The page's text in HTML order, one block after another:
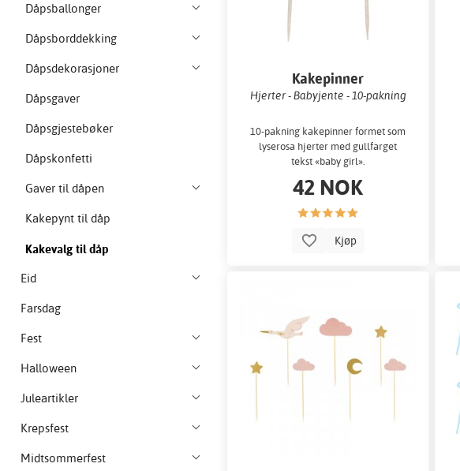
Dåpsballonger
Dåpsborddekking
Dåpsdekorasjoner
Dåpsgaver
Dåpsgjestebøker
Dåpskonfetti
Gaver til dåpen
Kakepynt til dåp
Kakevalg til dåp
Eid
Farsdag
Fest
Halloween
Juleartikler
Krepsfest
Midtsommerfest
Kakepinner
Hjerter - Babyjente - 10-pakning
10-pakning kakepinner formet som
lyserosa hjerter med gullfarget
tekst «baby girl».
42 NOK
Kjøp